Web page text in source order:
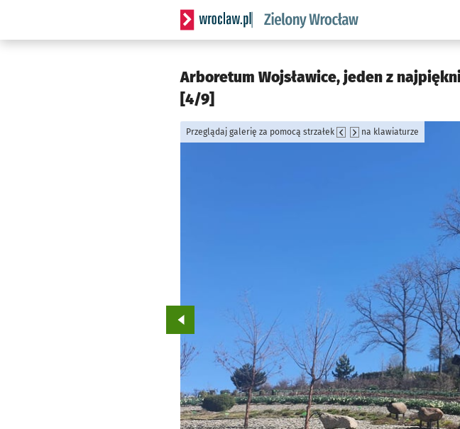
Serwis informacyjny wroclaw.pl podserwis: Środowisko
Arboretum Wojsławice, jeden z
[4/9]
Przeglądaj galerię za pomocą strzałek na klawiaturze
Przejdź do poprzedniego zdjęcia.